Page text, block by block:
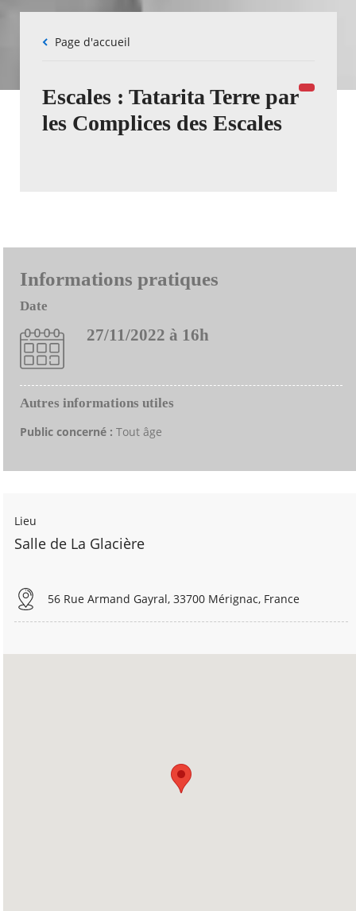
Fil
Page d'accueil
Escales : Tatarita Terre par
les Complices des Escales
Informations pratiques
Date
27/11/2022 à 16h
Autres informations utiles
Public concerné : Tout âge
Lieu
Salle de La Glacière
56 Rue Armand Gayral, 33700 Mérignac, France